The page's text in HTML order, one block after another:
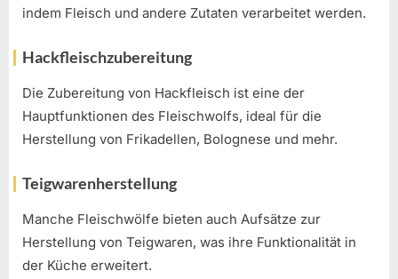
indem Fleisch und andere Zutaten verarbeitet werden.
Hackfleischzubereitung
Die Zubereitung von Hackfleisch ist eine der
Hauptfunktionen des Fleischwolfs, ideal für die
Herstellung von Frikadellen, Bolognese und mehr.
Teigwarenherstellung
Manche Fleischwölfe bieten auch Aufsätze zur
Herstellung von Teigwaren, was ihre Funktionalität in
der Küche erweitert.